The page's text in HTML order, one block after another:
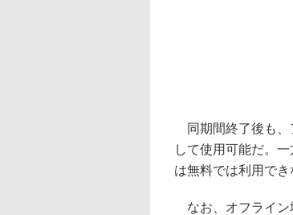
同期間終了後も、
して使用可能だ。
は無料では利用でき
なお、オフライン